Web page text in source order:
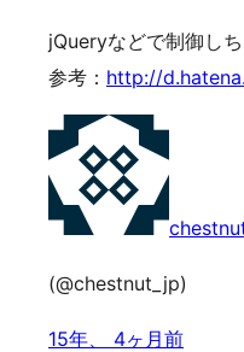
jQueryなどで制御し
参考： http://
(@chestnut_jp)
15年、 4ヶ月前